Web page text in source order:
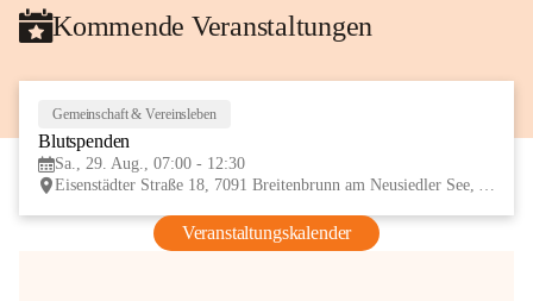
Kommende Veranstaltungen
Gemeinschaft & Vereinsleben
Blutspenden
Sa., 29. Aug., 07:00 - 12:30
Eisenstädter Straße 18, 7091 Breitenbrunn am Neusiedler See, AUT
Veranstaltungskalender